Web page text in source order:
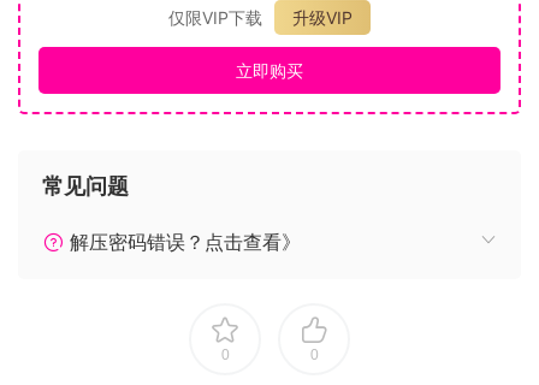
呢？
你喜欢初始武器吗？解锁开局就能用的更强大的武器吧，你的
复仇之路将畅通无阻。
“我们需要枪。很多枪。”解锁、发现或购买超过38种不同的枪
仅限VIP下载
升级VIP
立即购买
常见问题
解压密码错误？点击查看》
0 0